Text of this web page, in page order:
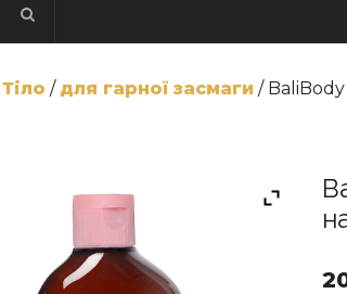
Тіло / для гарної засмаги /